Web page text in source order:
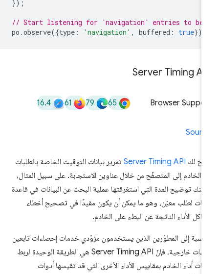
// Start listening for `navigation` entries to be
po.observe({type : 'navigation', buffered: true
Server Timing
Browser
65
79
61
16.4
لك Server Timing APIتمرير بيانات التوقيت الخاصة بالطلبات
الخادم إلى المتصفّح من خلال عناوين الاستجابة. على سبيل المثال،
توضيح المدة التي استغرقتها عملية البحث عن البيانات في قاعدة
لطلب معيّن، وهو ما يمكن أن يكون مفيدًا في تصحيح أخطاء
الأداء الناتجة عن البطء على الخادم.
إلى المطوّرين الذين يستخدمون مزوّدي خدمات إحصاءات تابعين
لجهات خارجية، فإنّ Server Timing API هي الطريقة الوحيدة لربط
أداء الخادم بمقاييس الأداء الأخرى التي قد تقيسها أدوات